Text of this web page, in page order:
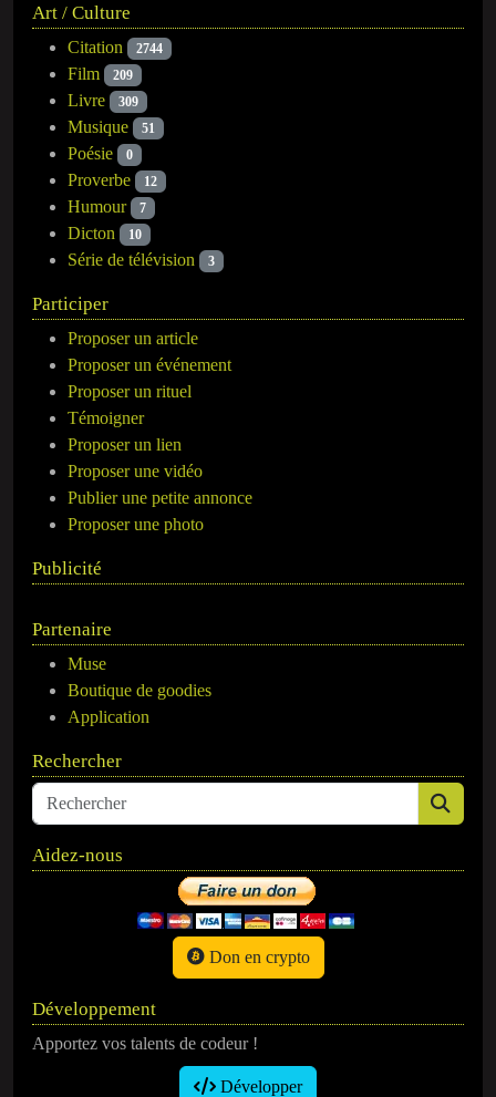
Art / Culture
Citation 2744
Film 209
Livre 309
Musique 51
Poésie 0
Proverbe 12
Humour 7
Dicton 10
Série de télévision 3
Participer
Proposer un article
Proposer un événement
Proposer un rituel
Témoigner
Proposer un lien
Proposer une vidéo
Publier une petite annonce
Proposer une photo
Publicité
Partenaire
Muse
Boutique de goodies
Application
Rechercher
Aidez-nous
Don en crypto
Développement
Apportez vos talents de codeur !
Développer